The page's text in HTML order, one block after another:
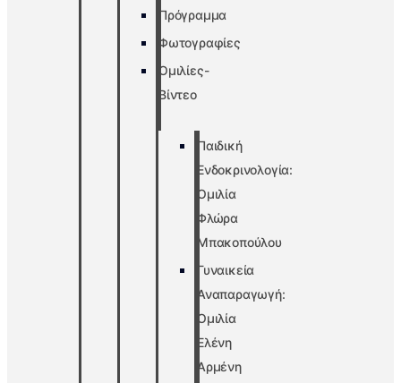
Πρόγραμμα
Φωτογραφίες
Ομιλίες-
Βίντεο
Παιδική
Ενδοκρινολογία:
Ομιλία
Φλώρα
Μπακοπούλου
Γυναικεία
Αναπαραγωγή:
Ομιλία
Ελένη
Αρμένη